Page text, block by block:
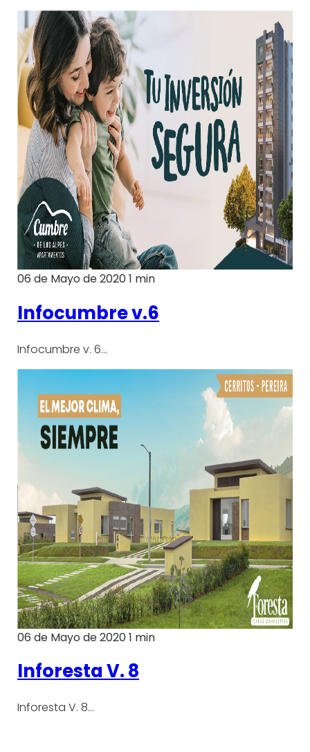
06 de Mayo de 20201 min
Infocumbre v.6
Infocumbre v. 6…
06 de Mayo de 20201 min
Inforesta V. 8
Inforesta V. 8…